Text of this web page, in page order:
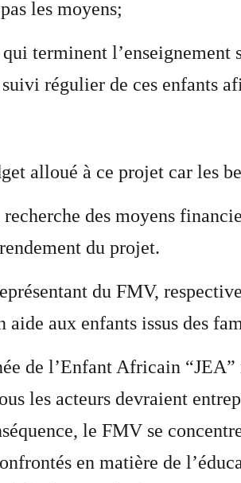
les moyens;
terminent
régulier de ces enfants
alloué à ce projet car les
des moyens
du projet.
du FMV,
aux enfants issus des
de l’Enfant Africain
les acteurs devraient
le FMV se
en matière de